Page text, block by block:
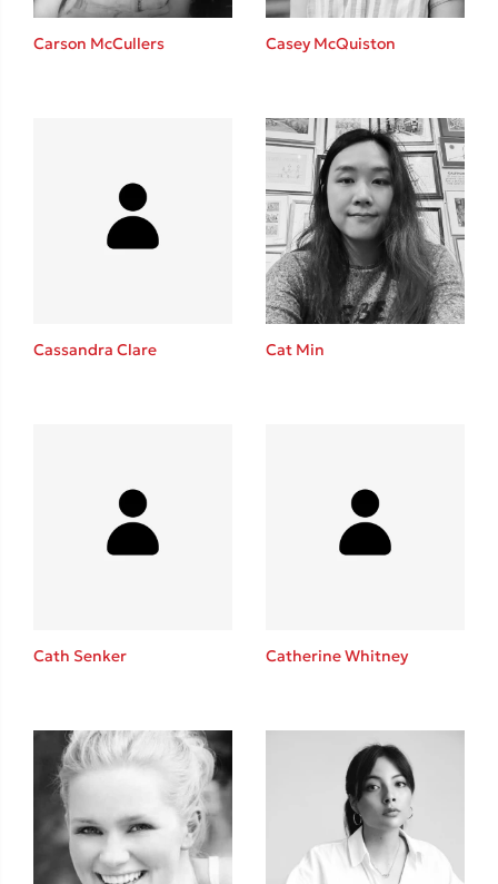
Το λιμάνι μου είσαι εσύ
Δανάη Δεληγεώργη
Mel Robbins
Η μέθοδος Αφήστε τους
Carson McCullers Casey McQuiston
Cassandra Clare Cat Min
Cath Senker Catherine Whitney